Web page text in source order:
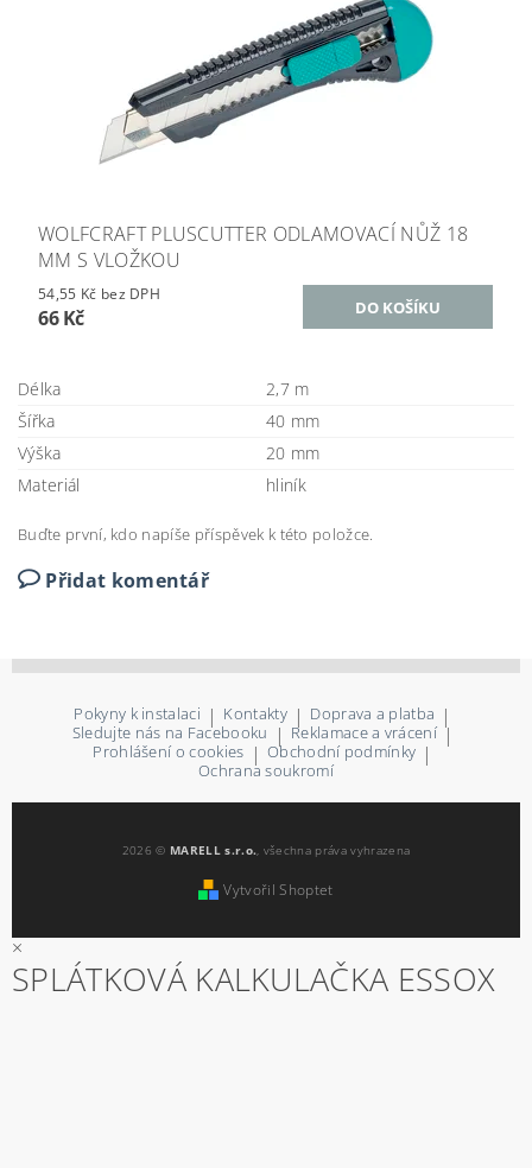
WOLFCRAFT PLUSCUTTER ODLAMOVACÍ NŮŽ 18
MM S VLOŽKOU
54,55 Kč bez DPH
66 Kč
Délka
2,7 m
Šířka
40 mm
Výška
20 mm
Materiál
hliník
Buďte první, kdo napíše příspěvek k této položce.
Přidat komentář
Pokyny k instalaci | Kontakty | Doprava a platba |
Sledujte nás na Facebooku | Reklamace a vrácení |
Prohlášení o cookies | Obchodní podmínky |
Ochrana soukromí
2026 © MARELL s.r.o. , všechna práva vyhrazena
Vytvořil Shoptet
×
SPLÁTKOVÁ KALKULAČKA ESSOX